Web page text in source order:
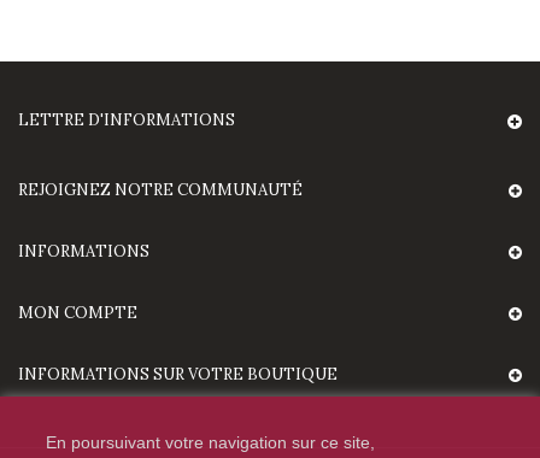
LETTRE D'INFORMATIONS
REJOIGNEZ NOTRE COMMUNAUTÉ
INFORMATIONS
MON COMPTE
INFORMATIONS SUR VOTRE BOUTIQUE
En poursuivant votre navigation sur ce site,